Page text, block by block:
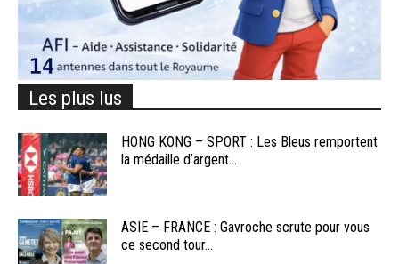
Les plus lus
HONG KONG – SPORT : Les Bleus remportent
la médaille d’argent...
ASIE – FRANCE : Gavroche scrute pour vous
ce second tour...